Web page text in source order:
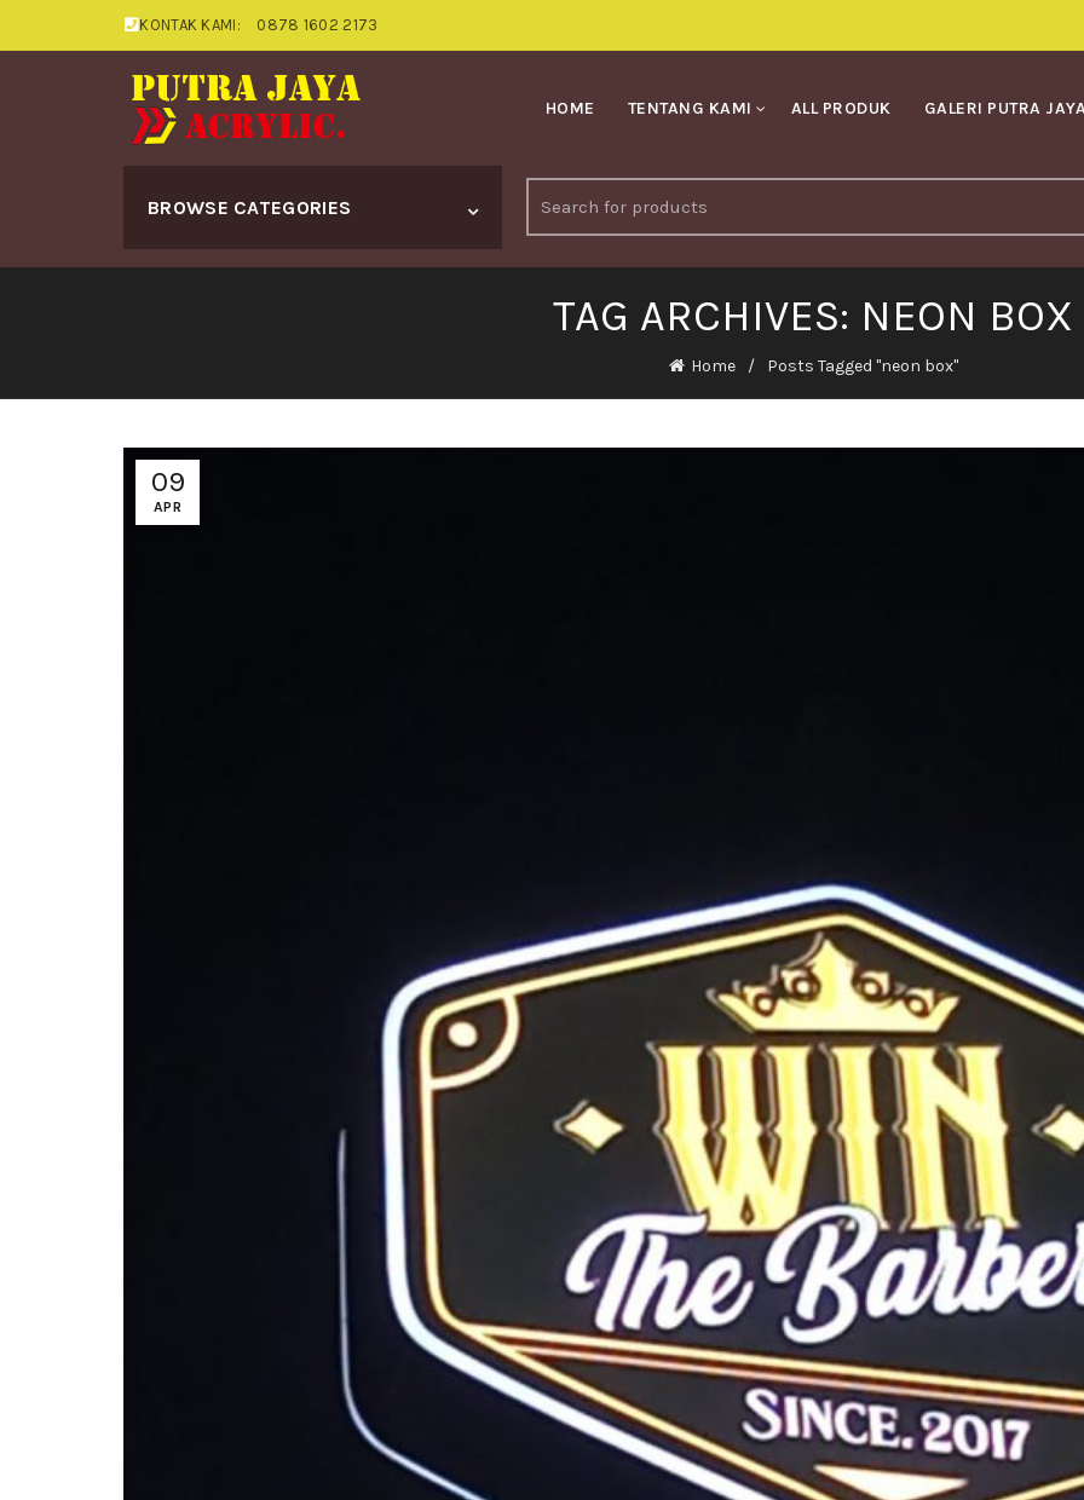
KONTAK KAMI: 0878 1602 2173
HOME TENTANG KAMI ALL PRODUK GALERI PUTRA JAYA
BROWSE CATEGORIES
for:
TAG ARCHIVES: NEON BOX
Home Posts Tagged "neon box"
09
APR